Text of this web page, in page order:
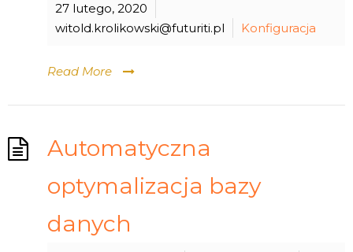
27 lutego, 2020
witold.krolikowski@futuriti.pl
Konfiguracja
Read More
Automatyczna
optymalizacja bazy
danych